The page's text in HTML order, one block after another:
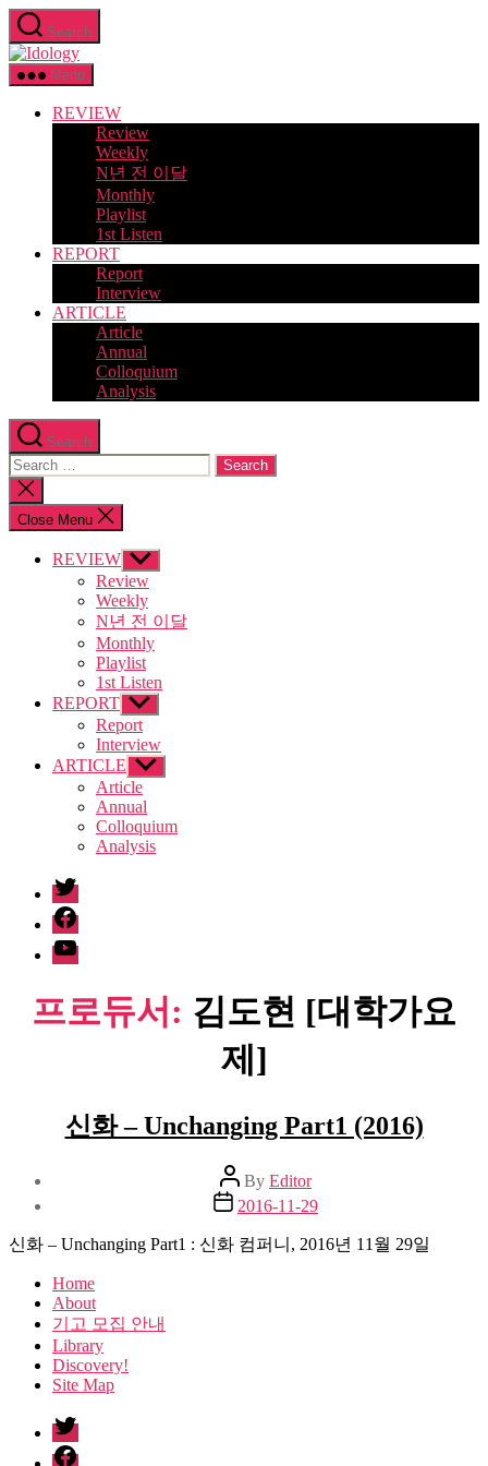
Skip
to
the
content
Search
Idology
Menu
REVIEW
Review
Weekly
N년 전 이달
Monthly
Playlist
1st Listen
REPORT
Report
Interview
ARTICLE
Article
Annual
Colloquium
Analysis
Search
Search
for:
Close
search
Close Menu
REVIEW Show
sub
menu
Review
Weekly
N년 전 이달
Monthly
Playlist
1st Listen
REPORT Show
sub
menu
Report
Interview
ARTICLE Show
sub
menu
Article
Annual
Colloquium
Analysis
twitter
facebook
Youtube
프로듀서: 김도현 [대학가요
제]
신화 – Unchanging Part1 (2016)
Post
author
By Editor
Post
date
2016-11-29
신화 – Unchanging Part1 : 신화 컴퍼니, 2016년 11월 29일
Home
About
기고 모집 안내
Library
Discovery!
Site Map
twitter
facebook